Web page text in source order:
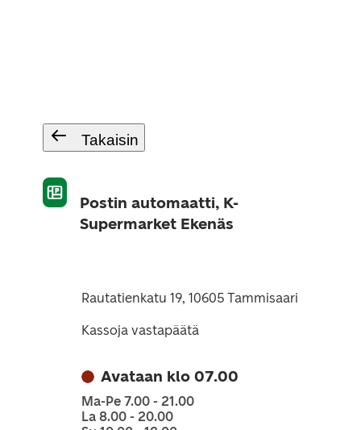
Takaisin
Postin automaatti, K-
Supermarket Ekenäs
Rautatienkatu 19, 10605 Tammisaari
Kassoja vastapäätä
Avataan klo 07.00
Ma-Pe 7.00 - 21.00
La 8.00 - 20.00